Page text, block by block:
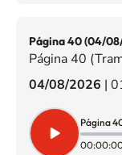
Página 40 (04/
Página 40
04/08/2026 |